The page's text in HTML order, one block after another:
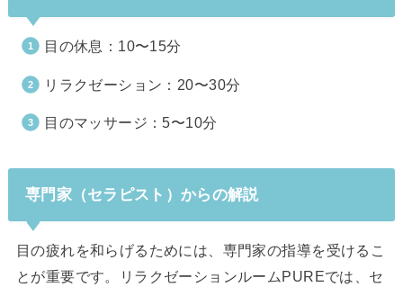
目の休息：10〜15分
リラクゼーション：20〜30分
目のマッサージ：5〜10分
専門家（セラピスト）からの解説
目の疲れを和らげるためには、専門家の指導を受けるこ
とが重要です。リラクゼーションルームPUREでは、セ